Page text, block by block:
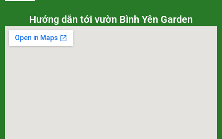
Hướng dẫn tới vườn Bình Yên Garden